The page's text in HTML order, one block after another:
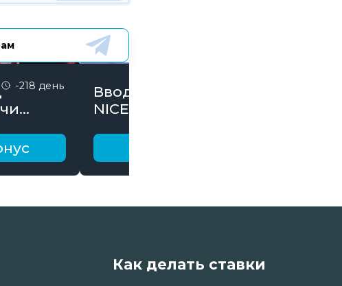
-218 день
Вводи Промокод
NICE15000 и забирай
Как делать ставки